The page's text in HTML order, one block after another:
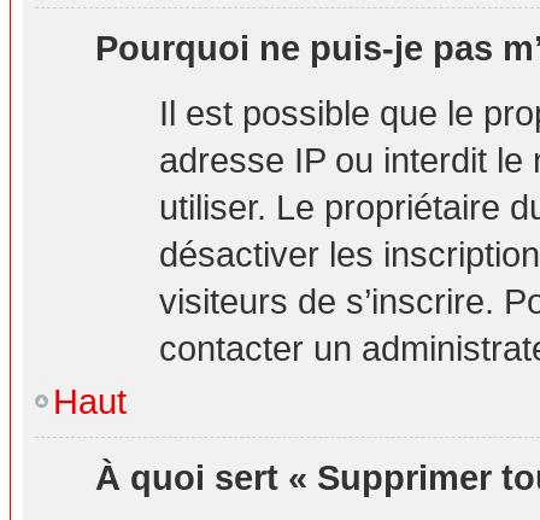
Pourquoi ne puis-je pas
Il est possible que le
adresse IP ou interdit le
utiliser. Le propriétaire
désactiver les
visiteurs de s’inscrire.
contacter un
Haut
À quoi sert « Supprimer